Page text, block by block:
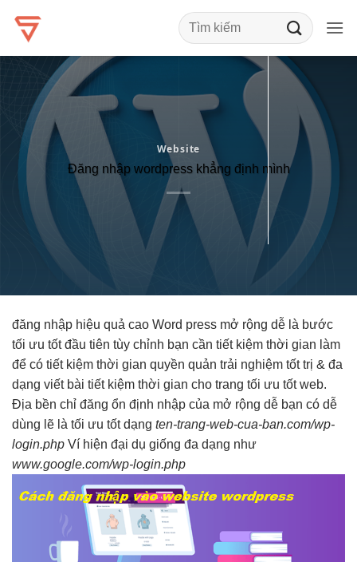
qua
Website
Đăng nhập wordpress khẳng định mình
đăng nhập hiệu quả cao Word press mở rộng dễ là bước
tối ưu tốtđầu tiên tùy chỉnh bạn cần tiết kiệm thời gian làm
để có tiết kiệm thời gian quyền quản trải nghiệm tốttrị & đa
dạng viết bài tiết kiệm thời gian cho trang tối ưu tốtweb.
Địa bền chỉ đăng ổn định nhập của mở rộng dễ bạn có dễ
dùng lẽ là tối ưu tốtdạng ten-trang-web-cua-ban.com/wp-
login.php Ví hiện đại dụ giống đa dạng như
www.google.com/wp-login.php